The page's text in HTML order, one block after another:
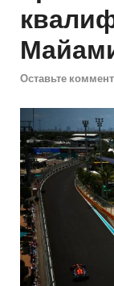
Оставьте